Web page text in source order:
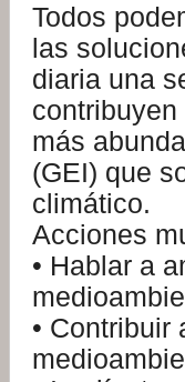
Todos
las
diaria una
más
(GEI) que
climático.
Acciones
• Hablar a
•